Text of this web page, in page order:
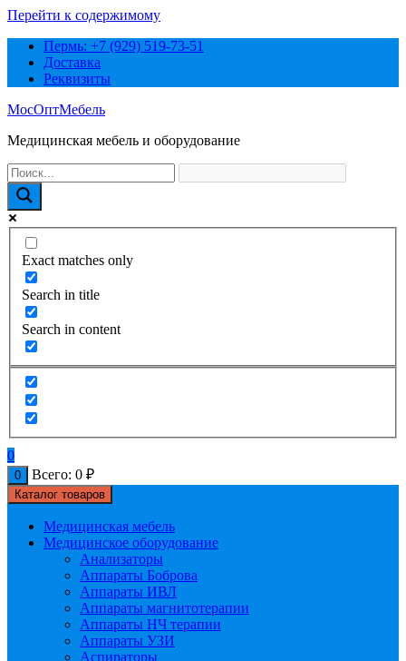
Перейти к содержимому
Пермь: +7 (929) 519-73-51
Доставка
Реквизиты
МосОптМебель
Медицинская мебель и оборудование
Exact matches only
Search in title
Search in content
0
0 Всего: 0 ₽
Каталог товаров
Медицинская мебель
Медицинское оборудование
Анализаторы
Аппараты Боброва
Аппараты ИВЛ
Аппараты магнитотерапии
Аппараты НЧ терапии
Аппараты УЗИ
Аспираторы